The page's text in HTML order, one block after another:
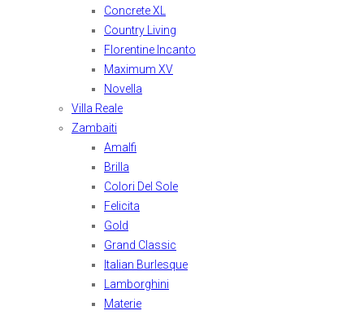
Concrete XL
Country Living
Florentine Incanto
Maximum XV
Novella
Villa Reale
Zambaiti
Amalfi
Brilla
Colori Del Sole
Felicita
Gold
Grand Classic
Italian Burlesque
Lamborghini
Materie